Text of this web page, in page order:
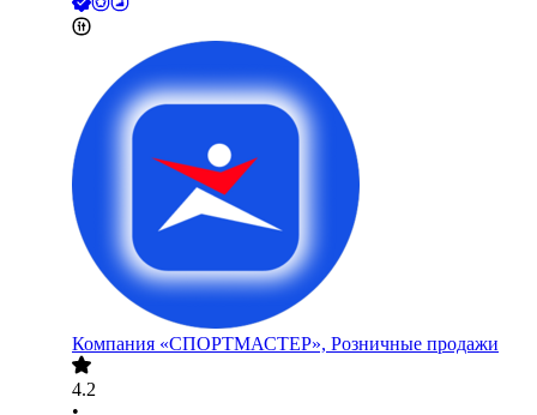
Компания «СПОРТМАСТЕР», Розничные продажи
4.2